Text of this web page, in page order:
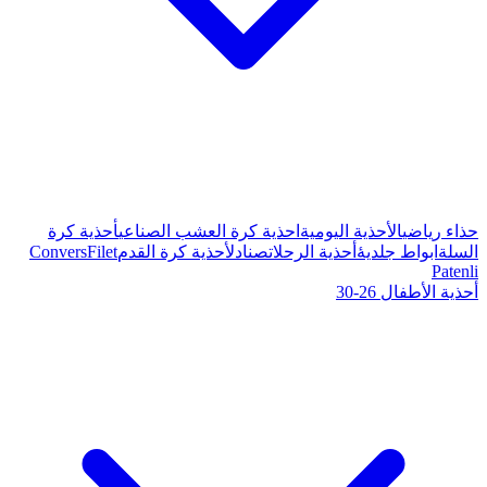
كرة العشب الصناعيأحذية كرة
صنادل أحذية كرة القدم ConversFilet